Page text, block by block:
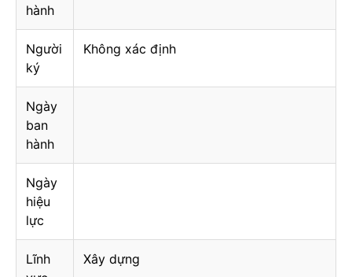
hành
Người
ký
Không xác định
Ngày
ban
hành
Ngày
hiệu
lực
Lĩnh
Xây dựng